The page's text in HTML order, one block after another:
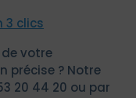
3 clics
votre
précise ? Notre
20 44 20 ou par